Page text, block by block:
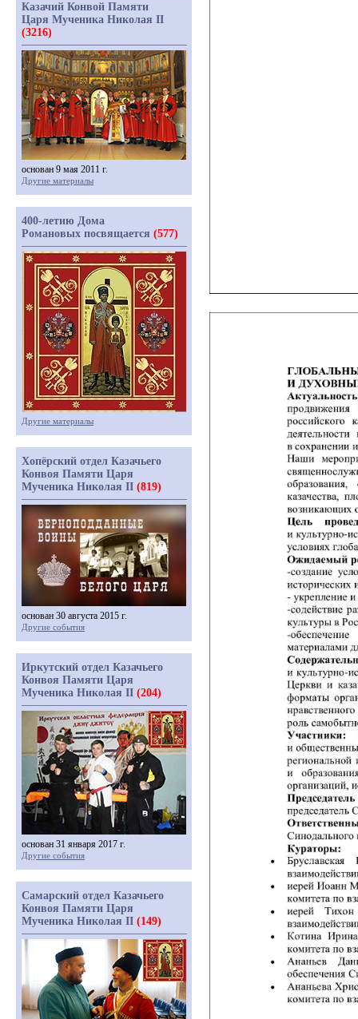
Казачий Конвой Памяти
Царя Мученика Николая II
(3216)
основан 9 мая 2011 г.
Другие материалы
400-летию Дома
Романовых посвящается (577)
Другие материалы
Хопёрский отдел Казачьего
Конвоя Памяти Царя
Мученика Николая II (819)
основан 30 августа 2015 г.
Другие события
Иркутский отдел Казачьего
Конвоя Памяти Царя
Мученика Николая II (204)
основан 31 января 2017 г.
Другие события
Самарский отдел Казачьего
Конвоя Памяти Царя
Мученика Николая II (149)